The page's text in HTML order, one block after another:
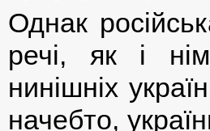
Однак
речі, як і
нинішніх
начебто,